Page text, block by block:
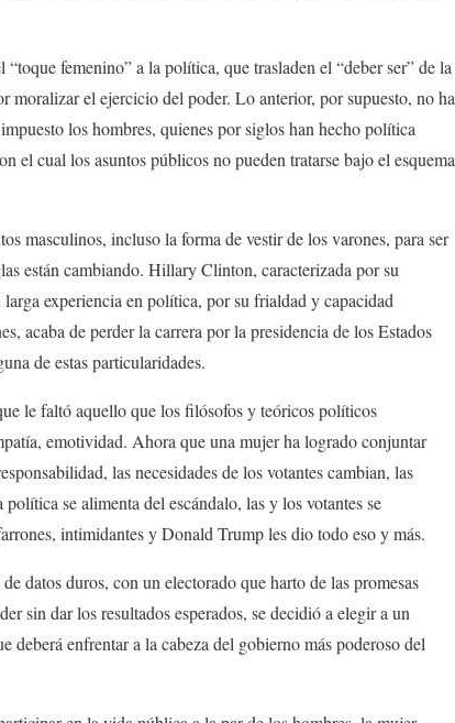
femenino” a la política, que trasladen el “deber ser” de la
el ejercicio del poder. Lo anterior, por supuesto, no ha
los hombres, quienes por siglos han hecho política
el cual los asuntos públicos no pueden tratarse bajo el esquema
masculinos, incluso la forma de vestir de los varones, para ser
están cambiando. Hillary Clinton, caracterizada por su
experiencia en política, por su frialdad y capacidad
acaba de perder la carrera por la presidencia de los Estados
de estas particularidades.
le faltó aquello que los filósofos y teóricos políticos
emotividad. Ahora que una mujer ha logrado conjuntar
las necesidades de los votantes cambian, las
se alimenta del escándalo, las y los votantes se
intimidantes y Donald Trump les dio todo eso y más.
datos duros, con un electorado que harto de las promesas
sin dar los resultados esperados, se decidió a elegir a un
enfrentar a la cabeza del gobierno más poderoso del